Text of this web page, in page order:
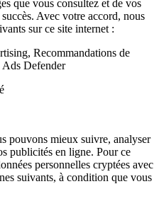
que vous consultez et de vos
Avec votre accord, nous
sur ce site internet :
Recommandations de
Ads Defender
pouvons mieux suivre, analyser
publicités en ligne. Pour ce
personnelles cryptées avec
suivants, à condition que vous